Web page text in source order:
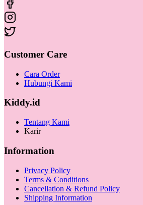
Customer Care
Cara Order
Hubungi Kami
Kiddy.id
Tentang Kami
Karir
Information
Privacy Policy
Terms & Conditions
Cancellation & Refund Policy
Shipping Information